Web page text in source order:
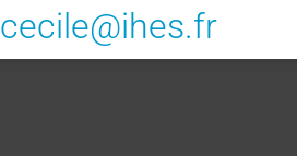
cecile@ihes.fr